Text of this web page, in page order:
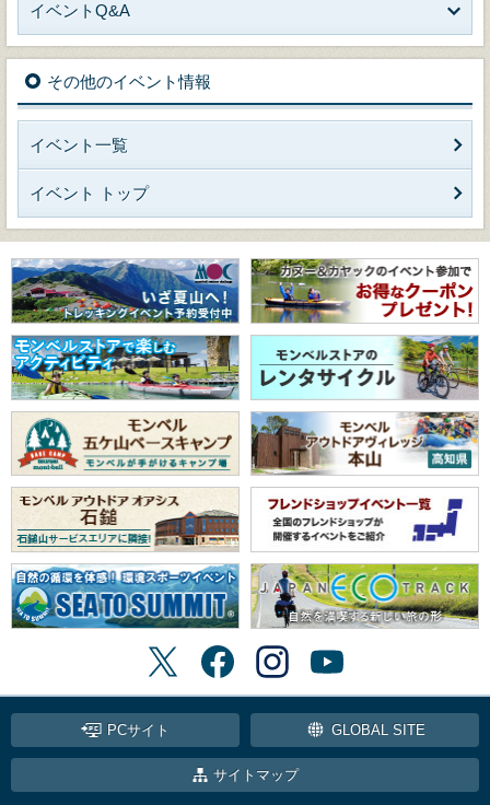
イベントQ&A
その他のイベント情報
イベント一覧
イベント トップ
PCサイト GLOBAL SITE
サイトマップ